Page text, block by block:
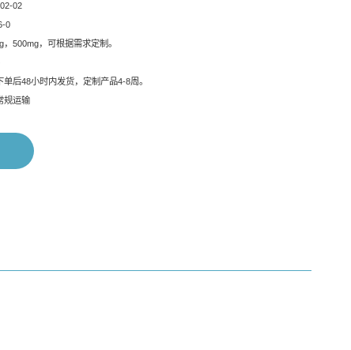
02
0
500mg，可根据需求定制。
单后48小时内发货，定制产品4-8周。
规运输